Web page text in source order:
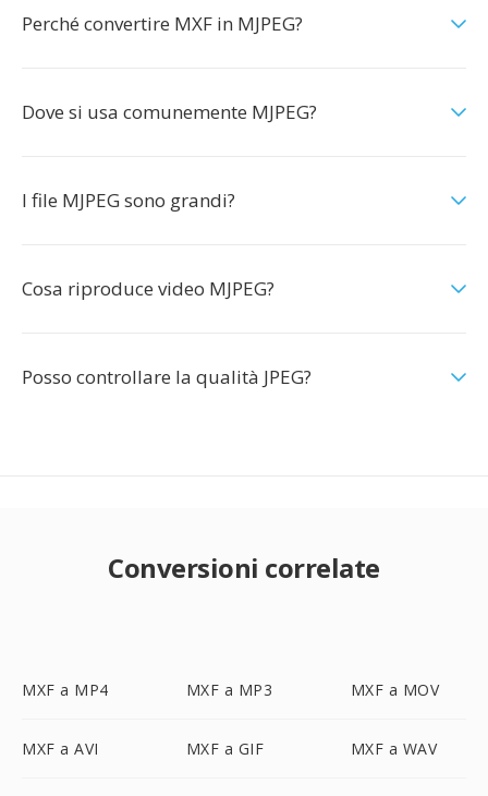
Perché convertire MXF in MJPEG?
Dove si usa comunemente MJPEG?
I file MJPEG sono grandi?
Cosa riproduce video MJPEG?
Posso controllare la qualità JPEG?
Conversioni correlate
MXF a MP4 MXF a MP3 MXF a MOV
MXF a AVI MXF a GIF MXF a WAV